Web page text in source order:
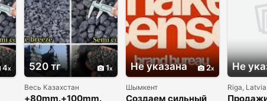
4 520 тг 1
Весь Казахстан
+80mm.+100mm.
Не указана 2
Шымкент
Создаем сильный
Не
Riga, Latvia